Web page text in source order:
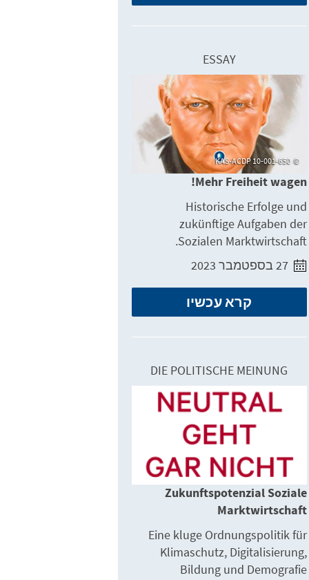
ESSAY
Mehr Freiheit wagen!
Historische Erfolge und
zukünftige Aufgaben der
Sozialen Marktwirtschaft.
27 בספטמבר 2023
קרא עכשיו
DIE POLITISCHE MEINUNG
Zukunftspotenzial Soziale
Marktwirtschaft
Eine kluge Ordnungspolitik für
Klimaschutz, Digitalisierung,
Bildung und Demografie